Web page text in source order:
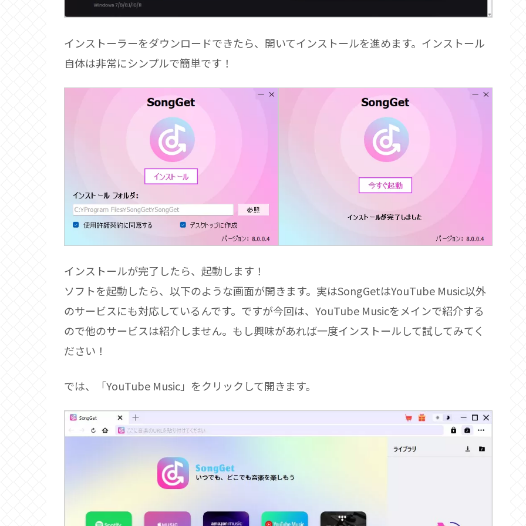
インストーラーをダウンロードできたら、開いてインストールを進めます。インストール
自体は非常にシンプルで簡単です！
インストールが完了したら、起動します！
ソフトを起動したら、以下のような画面が開きます。実はSongGetはYouTube Music以外
のサービスにも対応しているんです。ですが今回は、YouTube Musicをメインで紹介する
ので他のサービスは紹介しません。もし興味があれば一度インストールして試してみてく
ださい！
では、「YouTube Music」をクリックして開きます。